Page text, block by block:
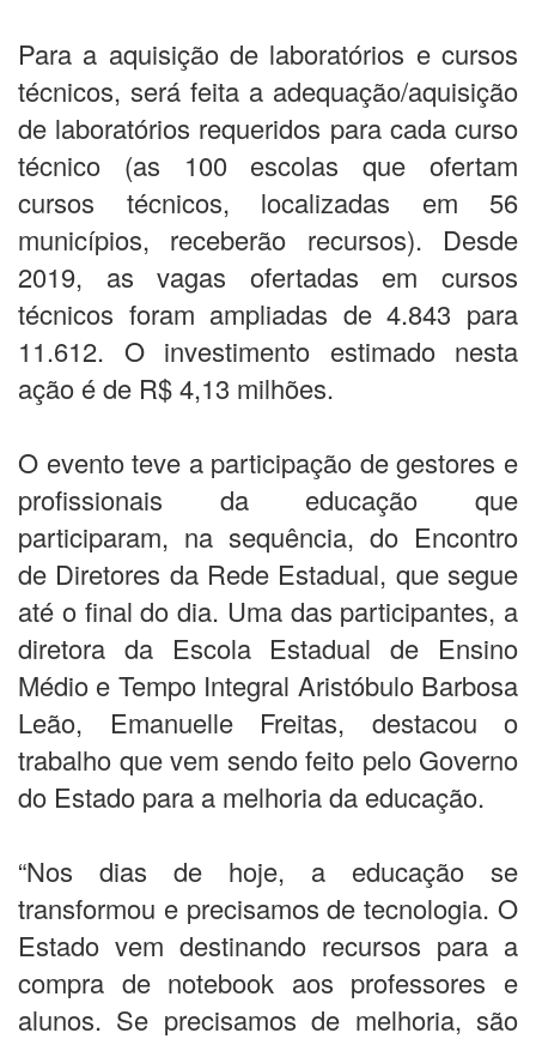
Para a aquisição de laboratórios e cursos
técnicos, será feita a adequação/aquisição
de laboratórios requeridos para cada curso
técnico (as 100 escolas que ofertam
cursos técnicos, localizadas em 56
municípios, receberão recursos). Desde
2019, as vagas ofertadas em cursos
técnicos foram ampliadas de 4.843 para
11.612. O investimento estimado nesta
ação é de R$ 4,13 milhões.
O evento teve a participação de gestores e
profissionais da educação que
participaram, na sequência, do Encontro
de Diretores da Rede Estadual, que segue
até o final do dia. Uma das participantes, a
diretora da Escola Estadual de Ensino
Médio e Tempo Integral Aristóbulo Barbosa
Leão, Emanuelle Freitas, destacou o
trabalho que vem sendo feito pelo Governo
do Estado para a melhoria da educação.
“Nos dias de hoje, a educação se
transformou e precisamos de tecnologia. O
Estado vem destinando recursos para a
compra de notebook aos professores e
alunos. Se precisamos de melhoria, são